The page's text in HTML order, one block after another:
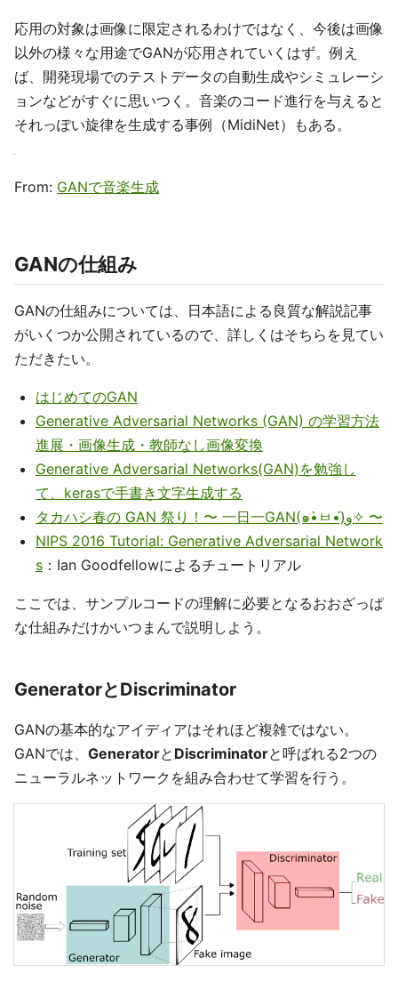
応用の対象は画像に限定されるわけではなく、今後は画像
以外の様々な用途でGANが応用されていくはず。例え
ば、開発現場でのテストデータの自動生成やシミュレーシ
ョンなどがすぐに思いつく。音楽のコード進行を与えると
それっぽい旋律を生成する事例（MidiNet）もある。
From: GANで音楽生成
GANの仕組み
GANの仕組みについては、日本語による良質な解説記事
がいくつか公開されているので、詳しくはそちらを見てい
ただきたい。
はじめてのGAN
Generative Adversarial Networks (GAN) の学習方法
進展・画像生成・教師なし画像変換
Generative Adversarial Networks(GAN)を勉強し
て、kerasで手書き文字生成する
タカハシ春の GAN 祭り！〜 一日一GAN(๑•̀ㅂ•́)و✧ 〜
NIPS 2016 Tutorial: Generative Adversarial Network
s ：Ian Goodfellowによるチュートリアル
ここでは、サンプルコードの理解に必要となるおおざっぱ
な仕組みだけかいつまんで説明しよう。
GeneratorとDiscriminator
GANの基本的なアイディアはそれほど複雑ではない。
GANでは、 Generatorと Discriminatorと呼ばれる2つの
ニューラルネットワークを組み合わせて学習を行う。